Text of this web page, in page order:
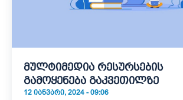
მულტიმედია რესურსების
გამოყენება გაკვეთილზე
12 ᲘᲐᲜᲕᲐᲠᲘ, 2024 - 09:06